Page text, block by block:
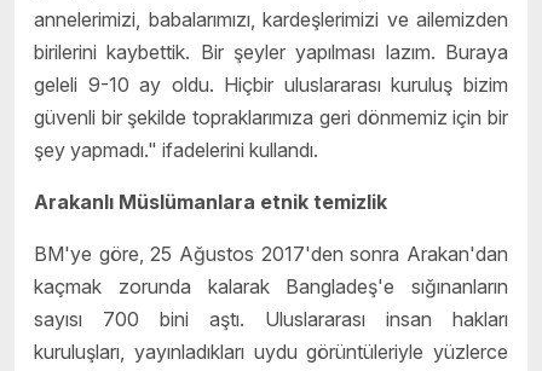
annelerimizi, babalarımızı, kardeşlerimizi ve ailemizden
birilerini kaybettik. Bir şeyler yapılması lazım. Buraya
geleli 9-10 ay oldu. Hiçbir uluslararası kuruluş bizim
güvenli bir şekilde topraklarımıza geri dönmemiz için bir
şey yapmadı." ifadelerini kullandı.
Arakanlı Müslümanlara etnik temizlik
BM'ye göre, 25 Ağustos 2017'den sonra Arakan'dan
kaçmak zorunda kalarak Bangladeş'e sığınanların
sayısı 700 bini aştı. Uluslararası insan hakları
kuruluşları, yayınladıkları uydu görüntüleriyle yüzlerce